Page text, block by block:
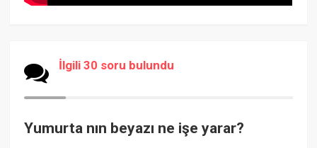
İlgili 30 soru bulundu
Yumurta nın beyazı ne işe yarar?